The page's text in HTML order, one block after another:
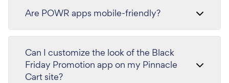
Are POWR apps mobile-friendly?
Can I customize the look of the Black
Friday Promotion app on my Pinnacle
Cart site?